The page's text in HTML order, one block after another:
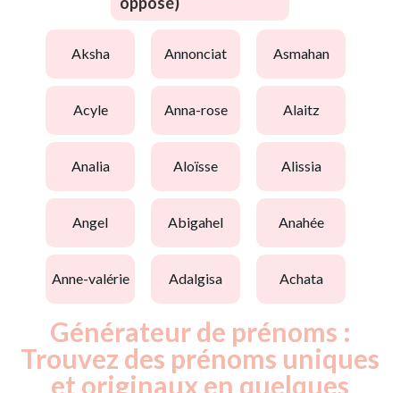
aksha annonciat asmahan
acyle anna-rose alaitz
analia aloïsse alissia
angel abigahel anahée
anne-valérie adalgisa achata
Générateur de prénoms :
Trouvez des prénoms uniques
et originaux en quelques